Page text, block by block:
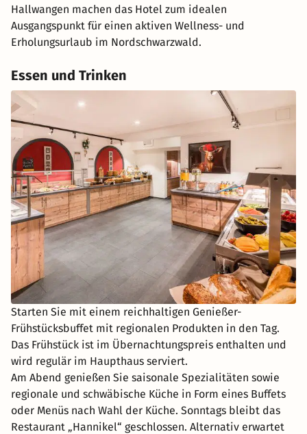
Hallwangen machen das Hotel zum idealen
Ausgangspunkt für einen aktiven Wellness- und
Erholungsurlaub im Nordschwarzwald.
Essen und Trinken
Starten Sie mit einem reichhaltigen Genießer-
Frühstücksbuffet mit regionalen Produkten in den Tag.
Das Frühstück ist im Übernachtungspreis enthalten und
wird regulär im Haupthaus serviert.
Am Abend genießen Sie saisonale Spezialitäten sowie
regionale und schwäbische Küche in Form eines Buffets
oder Menüs nach Wahl der Küche. Sonntags bleibt das
Restaurant „Hannikel“ geschlossen. Alternativ erwartet